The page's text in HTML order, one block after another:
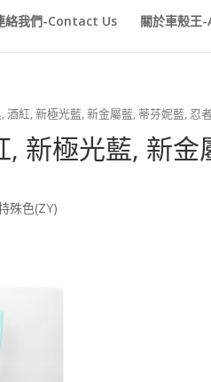
絡我們-Contact Us 關於車殼王
酒紅, 新極光藍, 新金屬藍, 蒂芬妮藍, 忍
, 新極光藍, 新
殊色(ZY)